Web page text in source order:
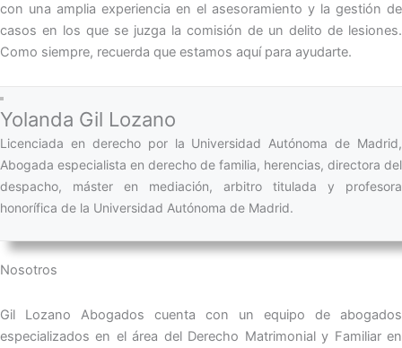
con una amplia experiencia en el asesoramiento y la gestión de
casos en los que se juzga la comisión de un delito de lesiones.
Como siempre, recuerda que estamos aquí para ayudarte.
Yolanda Gil Lozano
Licenciada en derecho por la Universidad Autónoma de Madrid,
Abogada especialista en derecho de familia, herencias, directora del
despacho, máster en mediación, arbitro titulada y profesora
honorífica de la Universidad Autónoma de Madrid.
Nosotros
Gil Lozano Abogados cuenta con un equipo de abogados
especializados en el área del Derecho Matrimonial y Familiar en